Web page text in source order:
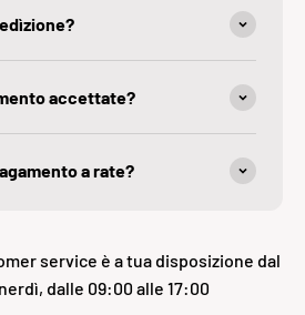
accettate?
a rate?
service è a tua disposizione dal
dalle 09:00 alle 17:00